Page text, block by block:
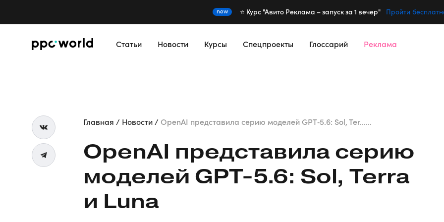
new ⭐️ Курс "Авито Реклама – запуск за 1 вечер" Пройти
Статьи Новости Курсы Спецпроекты Глоссарий Реклама
Главная Новости OpenAI представила серию моделей GPT‑5.6: Sol, Ter......
OpenAI представила серию
моделей GPT‑5.6: Sol, Terra
и Luna